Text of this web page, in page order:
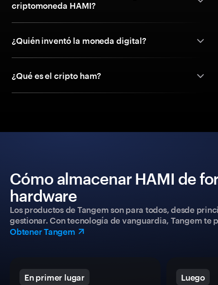
criptomoneda HAMI?
¿Quién inventó la moneda digital?
¿Qué es el cripto ham?
Cómo almacenar HAMI de
hardware
Los productos de Tangem son para todos, desde
gestionar. Con tecnología de vanguardia, Tangem
Obtener Tangem
En primer lugar Luego